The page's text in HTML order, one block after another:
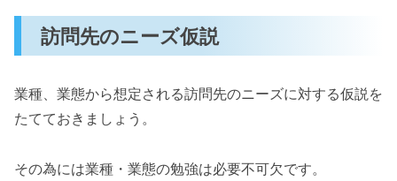
訪問先のニーズ仮説
業種、業態から想定される訪問先のニーズに対する仮説を
たてておきましょう。
その為には業種・業態の勉強は必要不可欠です。